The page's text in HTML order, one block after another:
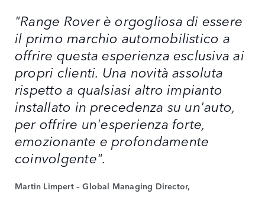
"Range Rover è orgogliosa di essere
il primo marchio automobilistico a
offrire questa esperienza esclusiva ai
propri clienti. Una novità assoluta
rispetto a qualsiasi altro impianto
installato in precedenza su un'auto,
per offrire un'esperienza forte,
emozionante e profondamente
coinvolgente".
Martin Limpert – Global Managing Director,